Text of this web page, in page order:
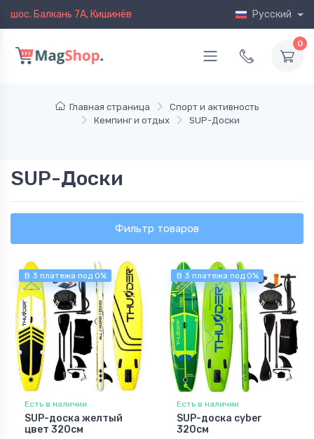
шос. Балкань 7A, Кишинёв Русский
0
Главная страница
Спорт и активность
Кемпинг и отдых
SUP-Доски
SUP-Доски
Фильтр товаров
В 3 платежа под 0%
Есть в наличии
SUP-доска желтый
цвет 320см
В 3 платежа под 0%
Есть в наличии
SUP-доска cyber
320см